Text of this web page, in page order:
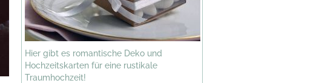
Hier gibt es romantische Deko und
Hochzeitskarten für eine rustikale
Traumhochzeit!